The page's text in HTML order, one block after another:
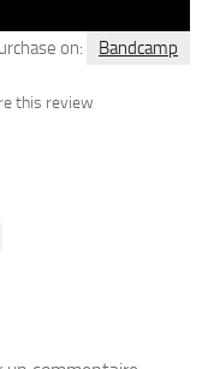
on: Bandcamp
this review